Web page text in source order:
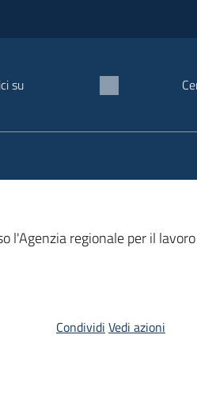
su
l'Agenzia regionale per il
Condividi Vedi azioni